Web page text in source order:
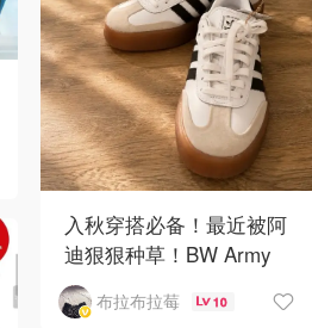
入秋穿搭必备！最近被阿
迪狠狠种草！BW Army
和 Sambae 值得拥有！
布拉布拉莓 10